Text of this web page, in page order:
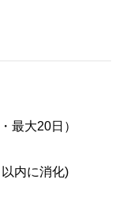
最大20日）
内に消化)